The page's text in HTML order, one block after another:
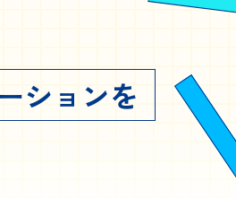
ションを